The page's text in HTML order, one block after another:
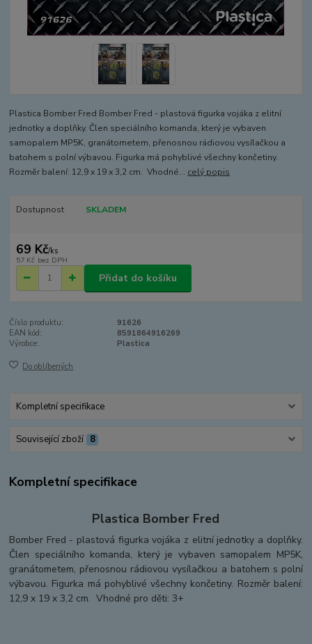
Plastica Bomber Fred Bomber Fred - plastová figurka vojáka z elitní
jednotky a doplňky. Člen speciálního komanda, který je vybaven
samopalem MP5K, granátometem, přenosnou rádiovou vysílačkou a
batohem s polní výbavou. Figurka má pohyblivé všechny končetiny.
Rozměr balení: 12,9 x 19 x 3,2 cm. Vhodné... celý popis
Dostupnost SKLADEM
69 Kč/ks
57 Kč bez DPH
Přidat do košíku
Číslo produktu:
91626
EAN kód:
8591864916269
Výrobce:
Plastica
Do oblíbených
Kompletní specifikace
Související zboží 8
Kompletní specifikace
Plastica Bomber Fred
Bomber Fred - plastová figurka vojáka z elitní jednotky a doplňky.
Člen speciálního komanda, který je vybaven samopalem MP5K,
granátometem, přenosnou rádiovou vysílačkou a batohem s polní
výbavou. Figurka má pohyblivé všechny končetiny. Rozměr balení:
12,9 x 19 x 3,2 cm. Vhodné pro děti: 3+